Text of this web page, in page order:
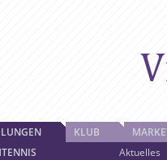
Aktuelles
KLUB